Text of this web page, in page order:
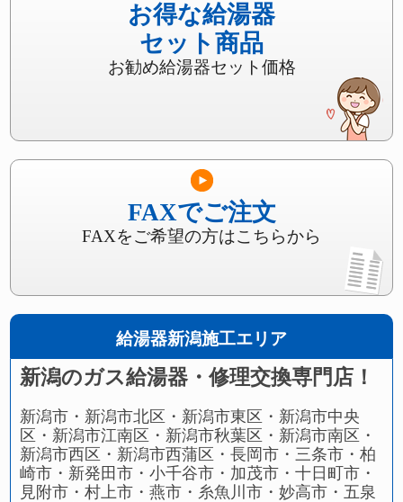
お得な給湯器
セット商品
お勧め給湯器セット価格
FAXでご注文
FAXをご希望の方はこちらから
給湯器新潟施工エリア
新潟のガス給湯器・修理交換専門店！
新潟市・新潟市北区・新潟市東区・新潟市中央
区・新潟市江南区・新潟市秋葉区・新潟市南区・
新潟市西区・新潟市西蒲区・長岡市・三条市・柏
崎市・新発田市・小千谷市・加茂市・十日町市・
見附市・村上市・燕市・糸魚川市・妙高市・五泉